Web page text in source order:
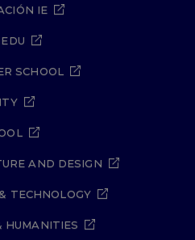
IE
SCHOOL
AND DESIGN
TECHNOLOGY
HUMANITIES